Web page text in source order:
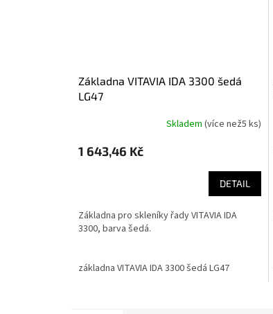
základna VITAVIA IDA 3300 šedá
LG47
Skladem (více než5 ks)
1 643,46 Kč
DETAIL
Základna pro skleníky řady VITAVIA IDA
3300, barva šedá.
základna VITAVIA IDA 3300 šedá LG47